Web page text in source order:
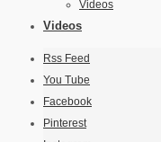
Videos
Videos
Rss Feed
You Tube
Facebook
Pinterest